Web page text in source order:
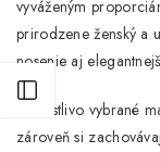
vyváženým
prirodzene ženský a
nosenie aj
Starostlivo vybrané
zároveň si